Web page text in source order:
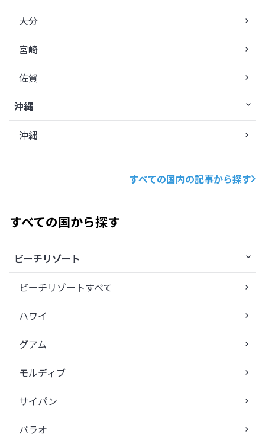
大分
宮崎
佐賀
沖縄
沖縄
すべての国内の記事から探す
すべての国から探す
ビーチリゾート
ビーチリゾートすべて
ハワイ
グアム
モルディブ
サイパン
パラオ